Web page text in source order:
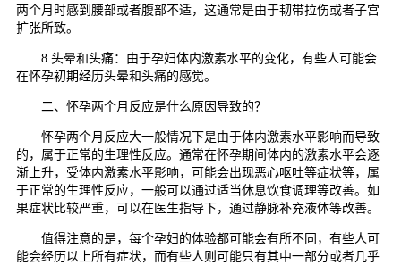
两个月时感到腰部或者腹部不适，这通常是由于韧带拉伤或者子宫
扩张所致。
8.头晕和头痛：由于孕妇体内激素水平的变化，有些人可能会
在怀孕初期经历头晕和头痛的感觉。
二、怀孕两个月反应是什么原因导致的？
怀孕两个月反应大一般情况下是由于体内激素水平影响而导致
的，属于正常的生理性反应。通常在怀孕期间体内的激素水平会逐
渐上升，受体内激素水平影响，可能会出现恶心呕吐等症状等，属
于正常的生理性反应，一般可以通过适当休息饮食调理等改善。如
果症状比较严重，可以在医生指导下，通过静脉补充液体等改善。
值得注意的是，每个孕妇的体验都可能会有所不同，有些人可
能会经历以上所有症状，而有些人则可能只有其中一部分或者几乎